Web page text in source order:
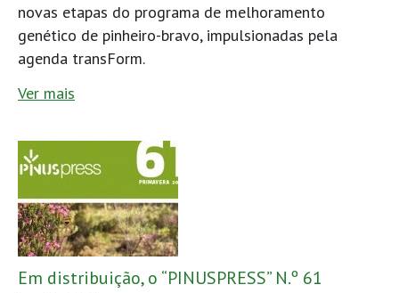
novas etapas do programa de melhoramento
genético de pinheiro-bravo, impulsionadas pela
agenda transForm.
Ver mais
Em distribuição, o “PINUSPRESS” N.º 61